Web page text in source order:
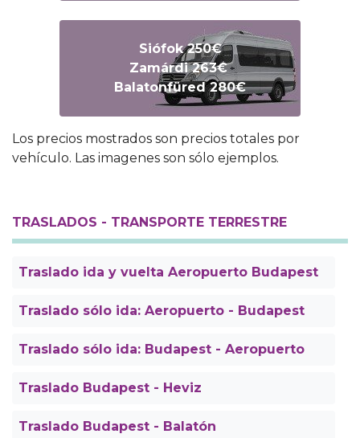
Siófok 250€
Zamárdi 263€
Balatonfüred 280€
Los precios mostrados son precios totales por
vehículo. Las imagenes son sólo ejemplos.
TRASLADOS - TRANSPORTE TERRESTRE
Traslado ida y vuelta Aeropuerto Budapest
Traslado sólo ida: Aeropuerto - Budapest
Traslado sólo ida: Budapest - Aeropuerto
Traslado Budapest - Heviz
Traslado Budapest - Balatón